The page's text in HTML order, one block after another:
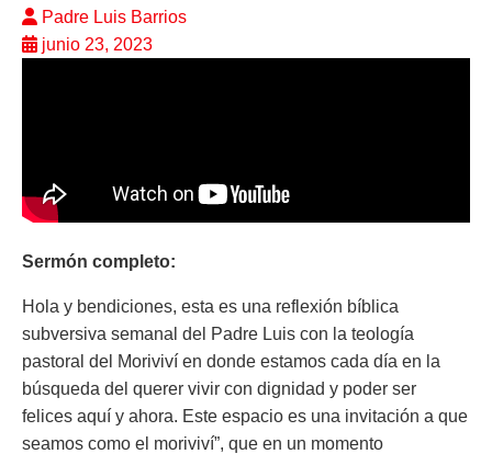
Padre Luis Barrios
junio 23, 2023
Sermón completo:
Hola y bendiciones, esta es una reflexión bíblica
subversiva semanal del Padre Luis con la teología
pastoral del Moriviví en donde estamos cada día en la
búsqueda del querer vivir con dignidad y poder ser
felices aquí y ahora. Este espacio es una invitación a que
seamos como el moriviví”, que en un momento